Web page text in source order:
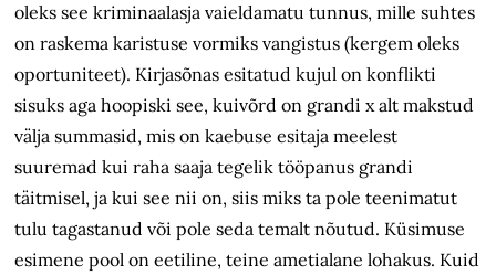
oleks see kriminaalasja vaieldamatu tunnus, mille suhtes
on raskema karistuse vormiks vangistus (kergem oleks
oportuniteet). Kirjasõnas esitatud kujul on konflikti
sisuks aga hoopiski see, kuivõrd on grandi x alt makstud
välja summasid, mis on kaebuse esitaja meelest
suuremad kui raha saaja tegelik tööpanus grandi
täitmisel, ja kui see nii on, siis miks ta pole teenimatut
tulu tagastanud või pole seda temalt nõutud. Küsimuse
esimene pool on eetiline, teine ametialane lohakus. Kuid